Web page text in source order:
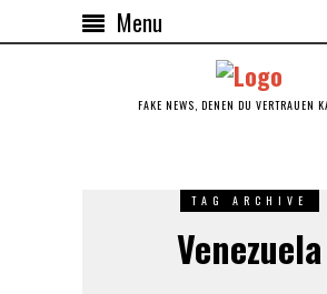
Menu
FAKE NEWS, DENEN DU VERTRAUEN
TAG ARCHIVE
Venezuela